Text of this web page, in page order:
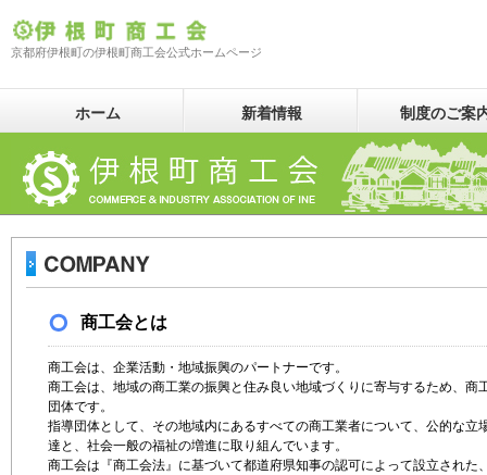
京都府伊根町の伊根町商工会公式ホームページ
ホーム 新着情報 制度のご案
商工会とは
商工会は、企業活動・地域振興のパートナーです。
商工会は、地域の商工業の振興と住み良い地域づくりに寄与するため、商
団体です。
指導団体として、その地域内にあるすべての商工業者について、公的な立
達と、社会一般の福祉の増進に取り組んでいます。
商工会は『商工会法』に基づいて都道府県知事の認可によって設立された